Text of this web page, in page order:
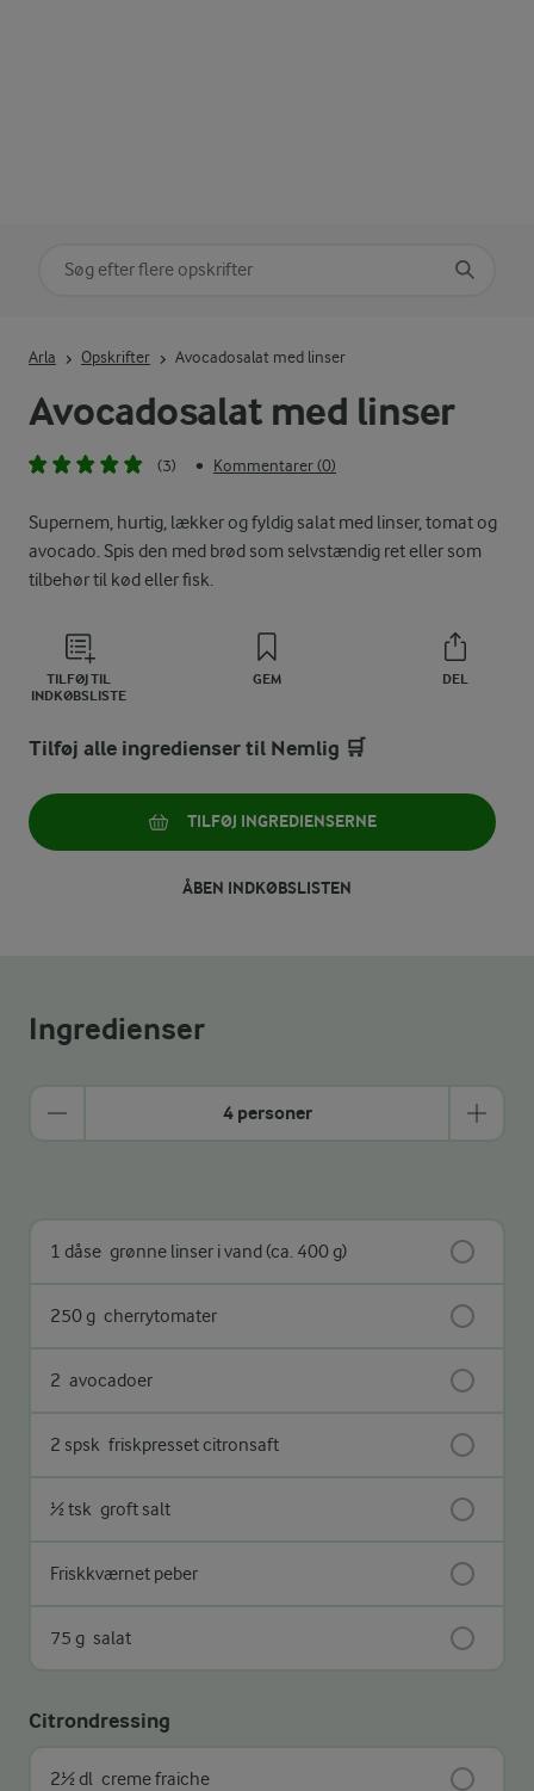
Avocadosalat med linser
(3) • Kommentarer (0)
Supernem, hurtig, lækker og fyldig salat med linser, tomat og
avocado. Spis den med brød som selvstændig ret eller som
tilbehør til kød eller fisk.
TILFØJ TIL
INDKØBSLISTE
GEM DEL
Arla Opskrifter Avocadosalat med linser
Tilføj alle ingredienser til Nemlig 🛒
TILFØJ INGREDIENSERNE
ÅBEN INDKØBSLISTEN
Ingredienser
4 personer
1 dåse grønne linser i vand (ca. 400 g)
250 g cherrytomater
2 avocadoer
2 spsk friskpresset citronsaft
½ tsk groft salt
Friskkværnet peber
75 g salat
Citrondressing
2½ dl creme fraiche
Søg på kategori